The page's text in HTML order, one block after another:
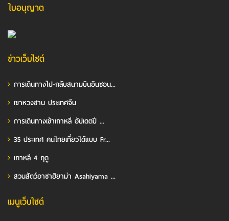
ใบอนุญาต
ข่าวเว็บไซต์
การเดินทางไป-กลับสนามบินอินชอน...
เขาหวงซาน ประเทศจีน
การเดินทางเข้าเกาหลี อัปเดตปี ...
35 ประเทศ คนไทยเที่ยวได้แบบ Fr...
เกาหลี 4 ฤดู
สวนสัตว์อาซาฮิยาม่า Asahiyama ...
เมนูเว็บไซต์